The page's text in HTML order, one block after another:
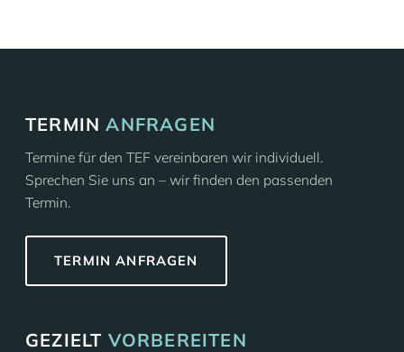
TERMINANFRAGEN
Termine für den TEF vereinbaren wir individuell.
Sprechen Sie uns an – wir finden den passenden
Termin.
TERMIN ANFRAGEN
GEZIELT VORBEREITEN